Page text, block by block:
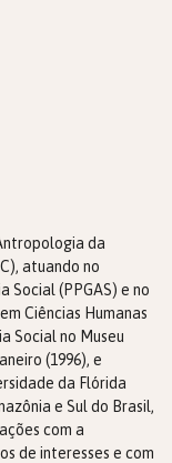
da
atuando no
Social (PPGAS) e no
Ciências Humanas
Social no Museu
(1996), e
da Flórida
e Sul do Brasil,
com a
de interesses e com